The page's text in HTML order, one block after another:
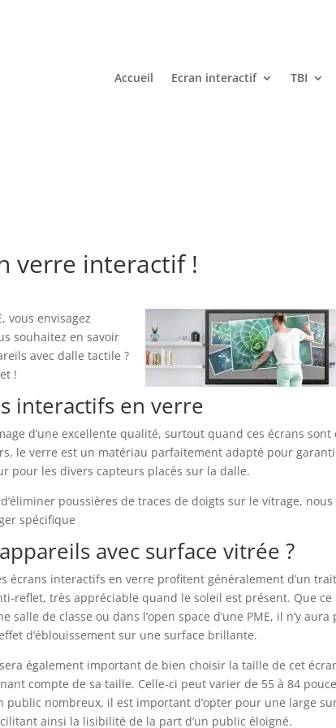
Accueil Ecran interactif TBI
verre interactif !
vous envisagez
souhaitez en savoir
avec dalle tactile ?
!
interactifs en verre
d’une excellente qualité, surtout quand ces écrans sont
le verre est un matériau parfaitement adapté pour
pour les divers capteurs placés sur la dalle.
poussières de traces de doigts sur le vitrage, nous
spécifique
avec surface vitrée ?
écrans interactifs en verre profitent généralement d’un
reflet, très appréciable quand le soleil est présent. Que ce
salle de classe ou dans l’open space d’une PME, il n’y aura
d’éblouissement sur une surface brillante.
également important de bien choisir la taille de cet
compte de sa taille. Celle-ci peut varier de 55 à 84
public nombreux, il est important d’opter pour une large
ainsi la lisibilité de la part d’un public éloigné.